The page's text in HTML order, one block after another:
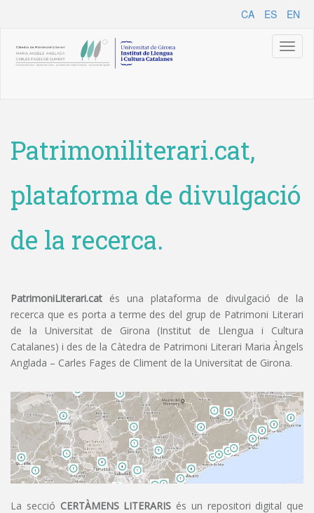
CA ES EN
Patrimoniliterari.cat,
plataforma de divulgació
de la recerca.
PatrimoniLiterari.cat és una plataforma de divulgació de la
recerca que es porta a terme des del grup de Patrimoni Literari
de la Universitat de Girona (Institut de Llengua i Cultura
Catalanes) i des de la Càtedra de Patrimoni Literari Maria Àngels
Anglada – Carles Fages de Climent de la Universitat de Girona.
La secció CERTÀMENS LITERARIS és un repositori digital que